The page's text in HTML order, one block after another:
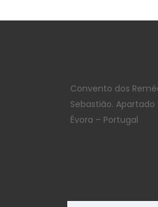
Convento dos
Sebastião. Apartado
Évora – Portugal